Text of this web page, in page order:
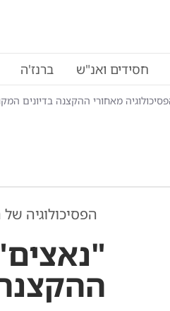
חסידים ואנ"ש ברנז'ה
מאחורי ההקצנה בדיונים
הפסיכולוגיה